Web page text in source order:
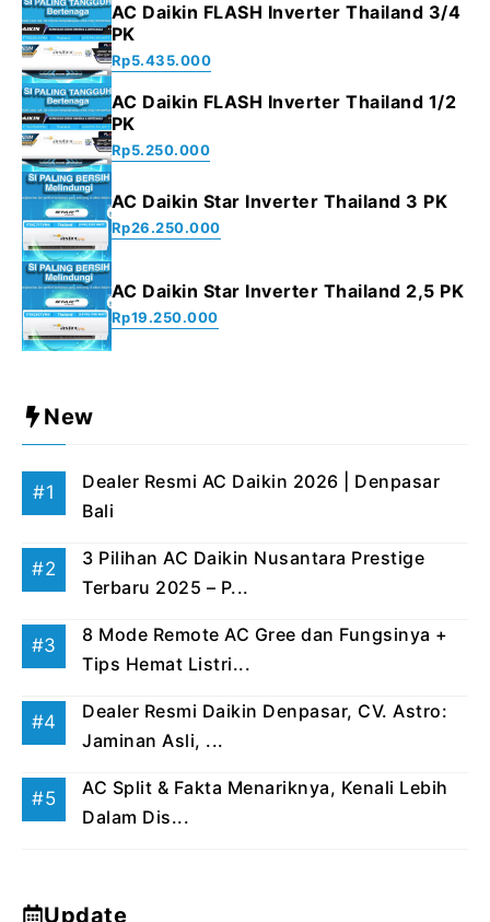
AC Daikin FLASH Inverter Thailand 3/4
PK
Rp5.435.000
AC Daikin FLASH Inverter Thailand 1/2
PK
Rp5.250.000
AC Daikin Star Inverter Thailand 3 PK
Rp26.250.000
AC Daikin Star Inverter Thailand 2,5 PK
Rp19.250.000
New
Dealer Resmi AC Daikin 2026 | Denpasar
Bali
3 Pilihan AC Daikin Nusantara Prestige
Terbaru 2025 – P...
8 Mode Remote AC Gree dan Fungsinya +
Tips Hemat Listri...
Dealer Resmi Daikin Denpasar, CV. Astro:
Jaminan Asli, ...
AC Split & Fakta Menariknya, Kenali Lebih
Dalam Dis...
Update